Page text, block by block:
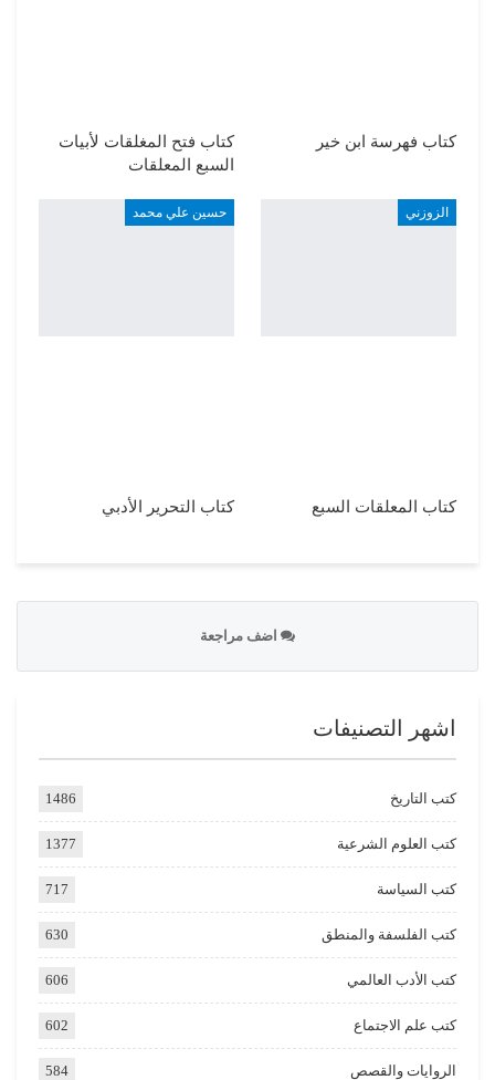
كتاب فهرسة ابن خير
كتاب فتح المغلقات لأبيات
السبع المعلقات
الزوزني
كتاب المعلقات السبع
حسين علي محمد
كتاب التحرير الأدبي
اضف مراجعة
اشهر التصنيفات
كتب التاريخ 1486
كتب العلوم الشرعية 1377
كتب السياسة 717
كتب الفلسفة والمنطق 630
كتب الأدب العالمي 606
كتب علم الاجتماع 602
الروايات والقصص 584